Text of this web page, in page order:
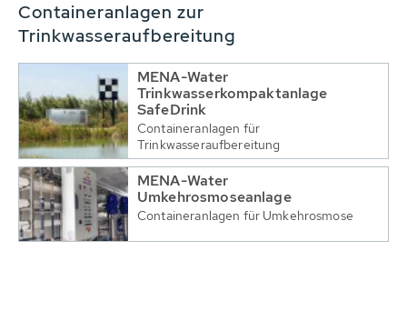
Containeranlagen zur
Trinkwasseraufbereitung
MENA-Water
Trinkwasserkompaktanlage
SafeDrink
Containeranlagen für
Trinkwasseraufbereitung
MENA-Water
Umkehrosmoseanlage
Containeranlagen für Umkehrosmose